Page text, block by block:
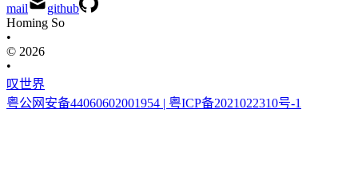
mail
github
Homing So
•
© 2026
•
叹世界
粤公网安备44060602001954 | 粤ICP备2021022310号-1